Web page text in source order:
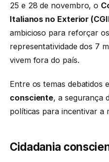
25 e 28 de novembro, o
Italianos no Exterior
ambicioso para reforçar
representatividade dos 7
vivem fora do país.
Entre os temas debatidos
consciente, a segurança
políticas para incentivar a
Cidadania